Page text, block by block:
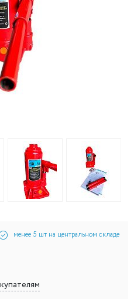
менее 5 шт на центральном складе
покупателям